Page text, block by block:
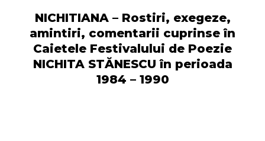
NICHITIANA – Rostiri, exegeze,
amintiri, comentarii cuprinse în
Caietele Festivalului de Poezie
NICHITA STĂNESCU în perioada
1984 – 1990